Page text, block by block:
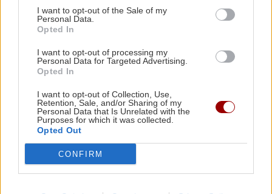
I want to opt-out of the Sale of my
Personal Data.
Opted In
I want to opt-out of processing my
Personal Data for Targeted Advertising.
Opted In
I want to opt-out of Collection, Use,
Retention, Sale, and/or Sharing of my
Personal Data that Is Unrelated with the
Purposes for which it was collected.
Opted Out
CONFIRM
καθίσταται σαφές ότι η τότε ελληνική κυβέρνηση δεν
θεωρούσε τη διαπραγμάτευση επί αυτών των
στοιχείο μιας οργανωμένης διπλωματικής στρατηγικής.
κριτική του προς την κυβέρνηση ο κ. Σαμαράς
υποστηρίζει πως η αποφυγή μονομερών ενεργειών,
όπως η ανακήρυξη ΑΟΖ ή η επέκταση των χωρικών
υδάτων στα 12 ν.μ., αποσκοπεί στην αποφυγή πρόκλησης
έντασης, πλην όμως στην πράξη ενδέχεται να οδηγεί σε
εμπέδωση του υφιστάμενου status quo που προβάλλει η